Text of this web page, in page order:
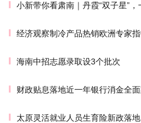
小新带你看肃南｜丹霞“双子星”
经济观察制冷产品热销欧洲专家
海南中招志愿录取设3个批次
财政贴息落地近一年银行消金全
太原灵活就业人员生育险新政落地